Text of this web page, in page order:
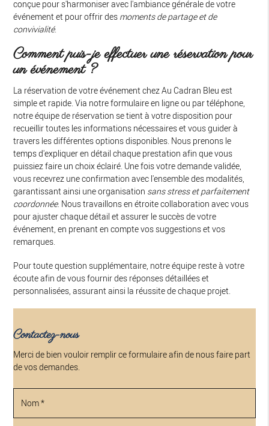
conçue pour s'harmoniser avec l'ambiance générale de votre
événement et pour offrir des moments de partage et de
convivialité.
Comment puis-je effectuer une réservation pour
un événement ?
La réservation de votre événement chez Au Cadran Bleu est
simple et rapide. Via notre formulaire en ligne ou par téléphone,
notre équipe de réservation se tient à votre disposition pour
recueillir toutes les informations nécessaires et vous guider à
travers les différentes options disponibles. Nous prenons le
temps d'expliquer en détail chaque prestation afin que vous
puissiez faire un choix éclairé. Une fois votre demande validée,
vous recevrez une confirmation avec l'ensemble des modalités,
garantissant ainsi une organisation sans stress et parfaitement
coordonnée. Nous travaillons en étroite collaboration avec vous
pour ajuster chaque détail et assurer le succès de votre
événement, en prenant en compte vos suggestions et vos
remarques.
Pour toute question supplémentaire, notre équipe reste à votre
écoute afin de vous fournir des réponses détaillées et
personnalisées, assurant ainsi la réussite de chaque projet.
Contactez-nous
Merci de bien vouloir remplir ce formulaire afin de nous faire part
de vos demandes.